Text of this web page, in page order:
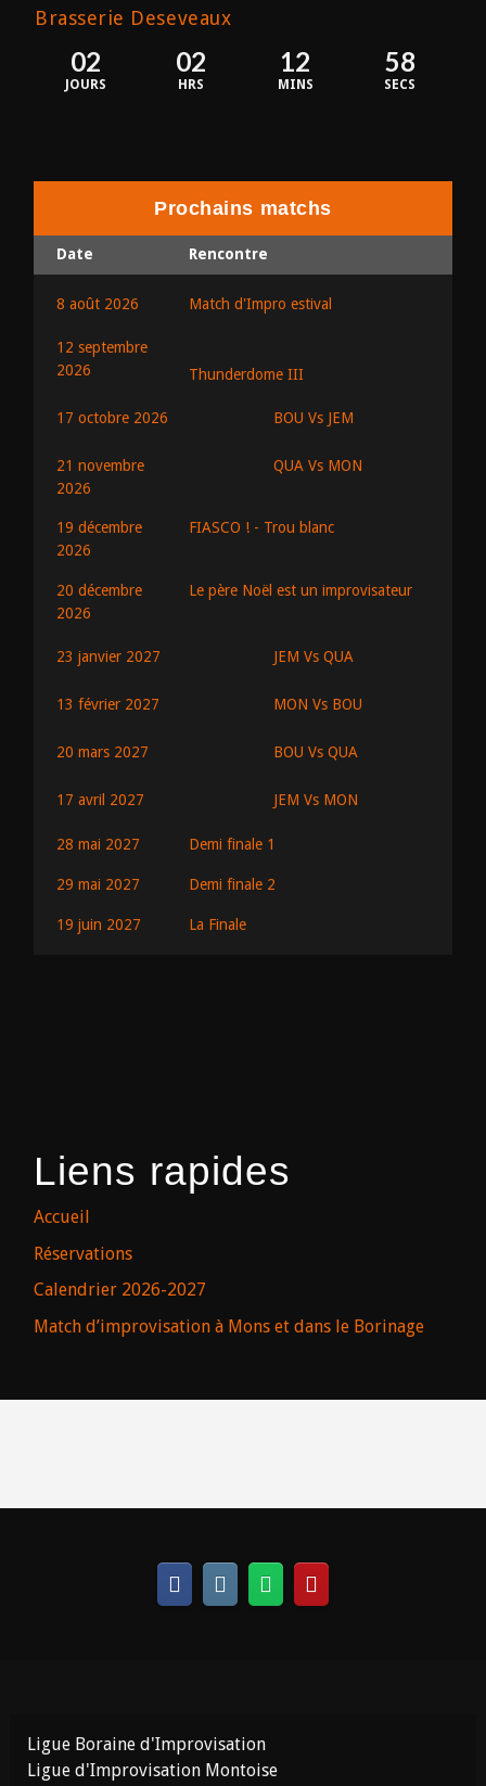
Brasserie Deseveaux
02
JOURS
02
HRS
12
MINS
58
SECS
Prochains matchs
Date Rencontre
8 août 2026 Match d'Impro estival
12 septembre
2026
Thunderdome III
17 octobre 2026 BOU Vs JEM
21 novembre
2026
QUA Vs MON
19 décembre
2026
FIASCO ! - Trou blanc
20 décembre
2026
Le père Noël est un improvisateur
23 janvier 2027 JEM Vs QUA
13 février 2027 MON Vs BOU
20 mars 2027 BOU Vs QUA
17 avril 2027 JEM Vs MON
28 mai 2027 Demi finale 1
29 mai 2027 Demi finale 2
19 juin 2027 La Finale
Liens rapides
Accueil
Réservations
Calendrier 2026-2027
Match d’improvisation à Mons et dans le Borinage
Ligue Boraine d'Improvisation
Ligue d'Improvisation Montoise